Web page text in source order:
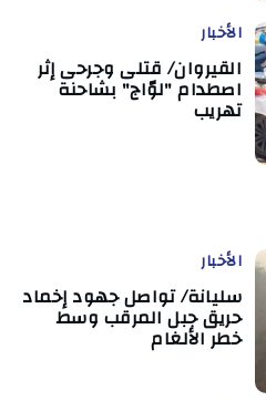
الأخبار
القيروان/ قتلى وجرحى إثر
اصطدام "لوّاج" بشاحنة
تهريب
الأخبار
سليانة/ تواصل جهود إخماد
حريق جبل المرقب وسط
خطر الألغام